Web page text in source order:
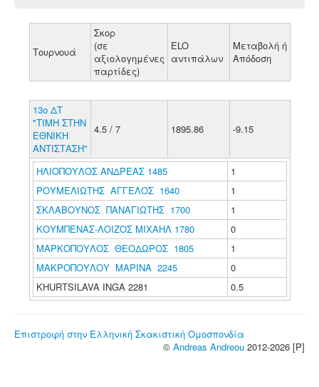
Τουρνουά
Σκορ
(σε
αξιολογημένες
παρτίδες)
ELO
αντιπάλων
Μεταβολή ή
Απόδοση
13ο ΔΤ
"ΤΙΜΗ ΣΤΗΝ
ΕΘΝΙΚΗ
ΑΝΤΙΣΤΑΣΗ"
4.5 / 7 1895.86 -9.15
ΗΛΙΟΠΟΥΛΟΣ ΑΝΔΡΕΑΣ 1485
1
ΡΟΥΜΕΛΙΩΤΗΣ ΑΓΓΕΛΟΣ 1640
1
ΣΚΛΑΒΟΥΝΟΣ ΠΑΝΑΓΙΩΤΗΣ 1700
1
ΚΟΥΜΠΕΝΑΣ-ΛΟΙΖΟΣ ΜΙΧΑΗΛ 1780
0
ΜΑΡΚΟΠΟΥΛΟΣ ΘΕΟΔΩΡΟΣ 1805
1
ΜΑΚΡΟΠΟΥΛΟΥ ΜΑΡΙΝΑ 2245
0
KHURTSILAVA INGA 2281
0.5
Επιστροφή στην Ελληνική Σκακιστική Ομοσπονδία
© Andreas Andreou 2012-2026 [P]